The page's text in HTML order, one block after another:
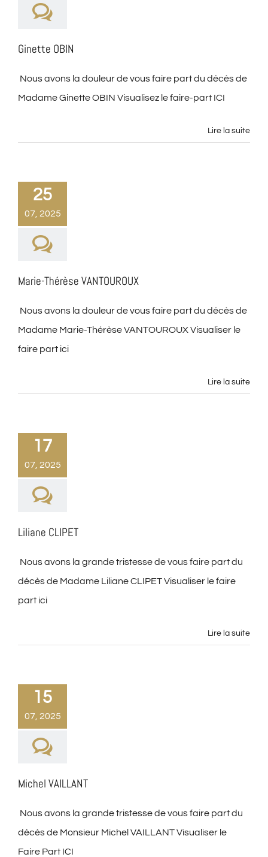
Ginette OBIN
Nous avons la douleur de vous faire part du décès de
Madame Ginette OBIN Visualisez le faire-part ICI
Lire la suite
25
07, 2025
Marie-Thérèse VANTOUROUX
Nous avons la douleur de vous faire part du décès de
Madame Marie-Thérèse VANTOUROUX Visualiser le
faire part ici
Lire la suite
17
07, 2025
Liliane CLIPET
Nous avons la grande tristesse de vous faire part du
décès de Madame Liliane CLIPET Visualiser le faire
part ici
Lire la suite
15
07, 2025
Michel VAILLANT
Nous avons la grande tristesse de vous faire part du
décès de Monsieur Michel VAILLANT Visualiser le
Faire Part ICI